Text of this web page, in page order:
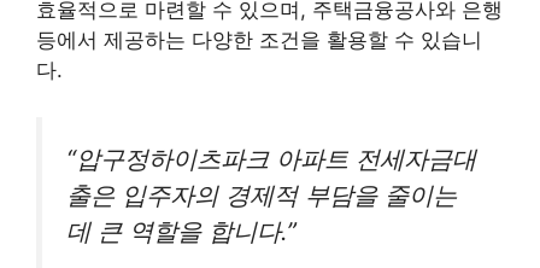
효율적으로 마련할 수 있으며, 주택금융공사와 은행
등에서 제공하는 다양한 조건을 활용할 수 있습니
다.
“압구정하이츠파크 아파트 전세자금대
출은 입주자의 경제적 부담을 줄이는
데 큰 역할을 합니다.”